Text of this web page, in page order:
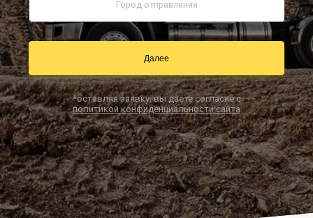
sale@simtruck-negabarit.ru
Заказать звонок
Далее
*оставляя заявку, вы даете согласие с
политикой конфиденциальности сайта